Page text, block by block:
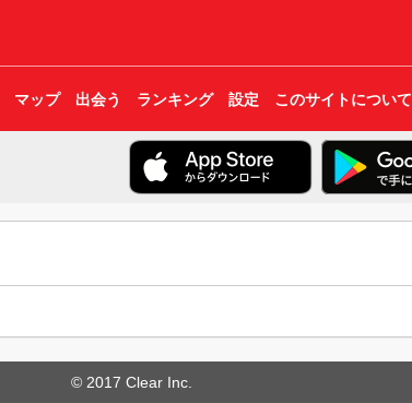
マップ 出会う ランキング 設定 このサイトについて
© 2017 Clear Inc.